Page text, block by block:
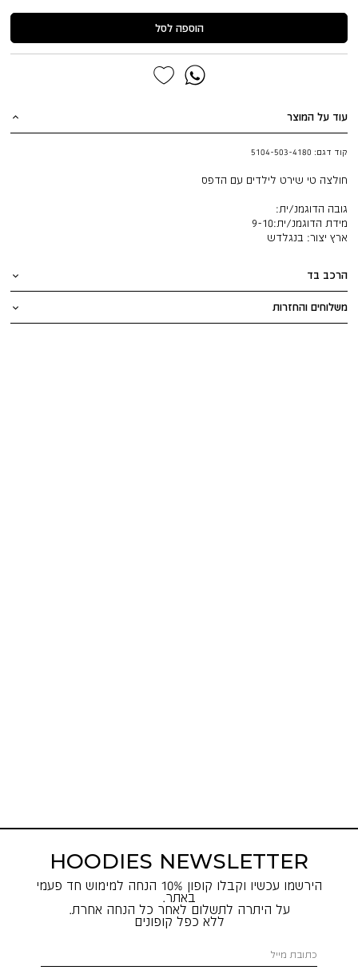
הוספה לסל
עוד על המוצר
הרכב בד
משלוחים והחזרות
קוד דגם: 5104-503-4180
חולצה טי שירט לילדים עם הדפס
גובה הדוגמנ/ית:
9-10מידת הדוגמנ/ית:
ארץ יצור: בנגלדש
HOODIES NEWSLETTER
הירשמו עכשיו וקבלו קופון 10% הנחה למימוש חד פעמי
באתר.
על היתרה לתשלום לאחר כל הנחה אחרת.
ללא כפל קופונים